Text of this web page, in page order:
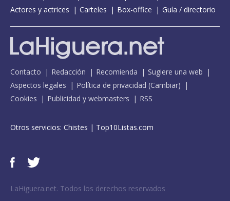
Actores y actrices
Carteles Box-office Guía / directorio
Contacto Redacción Recomienda
Sugiere una web
Aspectos legales
Política de privacidad (Cambiar)
Cookies
Publicidad y webmasters RSS
Otros servicios: Chistes | Top10Listas.com
LaHiguera.net. Todos los derechos reservados